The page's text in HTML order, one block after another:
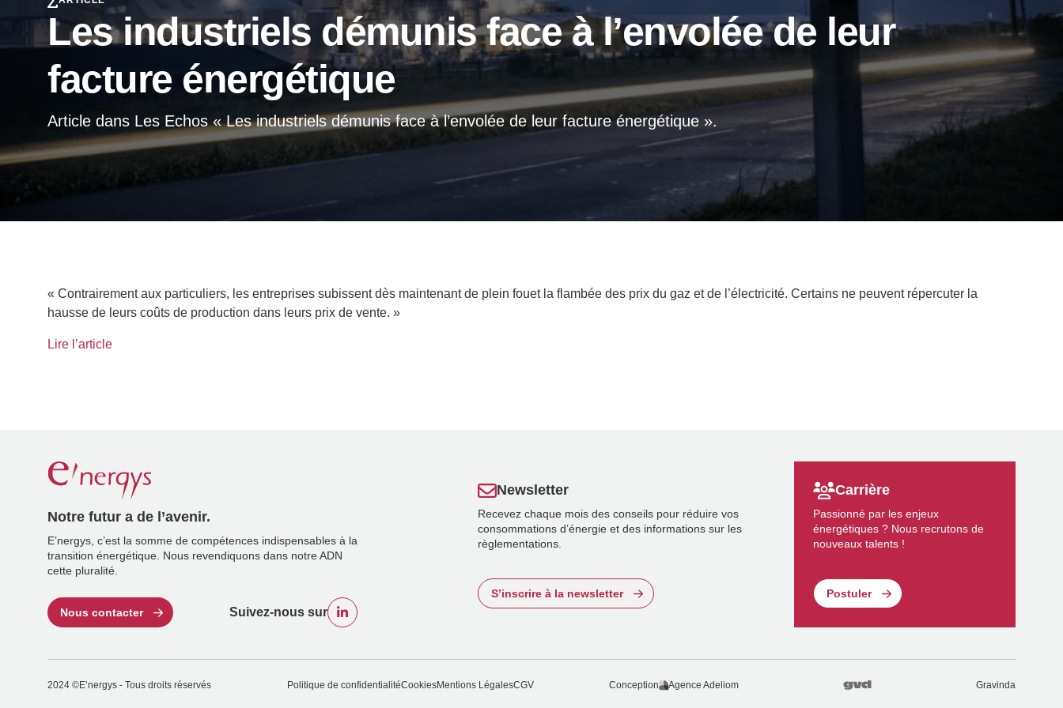
Les industriels démunis face à l’envolée de leur
facture énergétique
Article dans Les Echos « Les industriels démunis face à l’envolée de leur facture énergétique ».
« Contrairement aux particuliers, les entreprises subissent dès maintenant de plein fouet la flambée des prix du gaz et de l’électricité. Certains ne peuvent répercuter la
hausse de leurs coûts de production dans leurs prix de vente. »
Lire l’article
Notre futur a de l’avenir.
E’nergys, c’est la somme de compétences indispensables à la
transition énergétique. Nous revendiquons dans notre ADN
cette pluralité.
Nous contacter Suivez-nous sur
Newsletter
Recevez chaque mois des conseils pour réduire vos
consommations d’énergie et des informations sur les
règlementations.
S’inscrire à la newsletter
Carrière
Passionné par les enjeux
énergétiques ? Nous recrutons de
nouveaux talents !
Postuler
2024 ©E’nergys - Tous droits réservés Politique de confidentialitéCookiesMentions LégalesCGV Conception Agence Adeliom Gravinda